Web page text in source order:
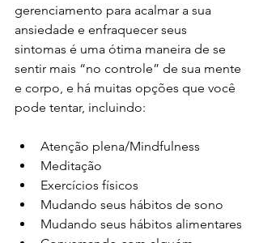
gerenciamento para acalmar a sua
ansiedade e enfraquecer seus
sintomas é uma ótima maneira de se
sentir mais “no controle” de sua mente
e corpo, e há muitas opções que você
pode tentar, incluindo:
Atenção plena/Mindfulness
Meditação
Exercícios físicos
Mudando seus hábitos de sono
Mudando seus hábitos alimentares